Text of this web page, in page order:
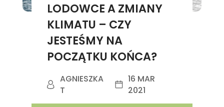
LODOWCE A ZMIANY
KLIMATU – CZY
JESTEŚMY NA
POCZĄTKU KOŃCA?
AGNIESZKA
T
16 MAR
2021